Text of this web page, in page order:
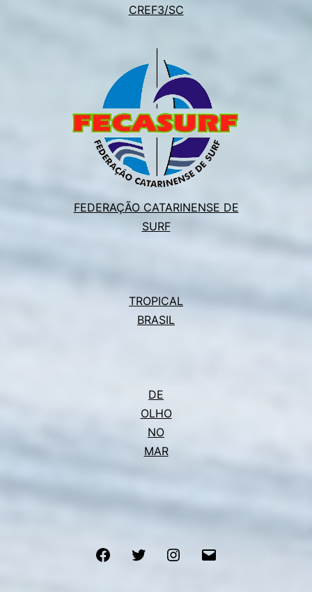
CREF3/SC
FEDERAÇÃO CATARINENSE DE
SURF
TROPICAL
BRASIL
DE
OLHO
NO
MAR
FacebookTwitter Instagram